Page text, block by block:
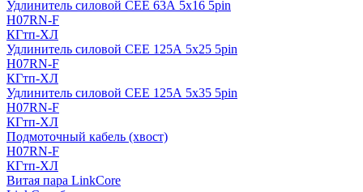
Удлинитель силовой CEE 63А 5x16 5pin
H07RN-F
КГтп-ХЛ
Удлинитель силовой CEE 125А 5x25 5pin
H07RN-F
КГтп-ХЛ
Удлинитель силовой CEE 125А 5x35 5pin
H07RN-F
КГтп-ХЛ
Подмоточный кабель (хвост)
H07RN-F
КГтп-ХЛ
Витая пара LinkCore